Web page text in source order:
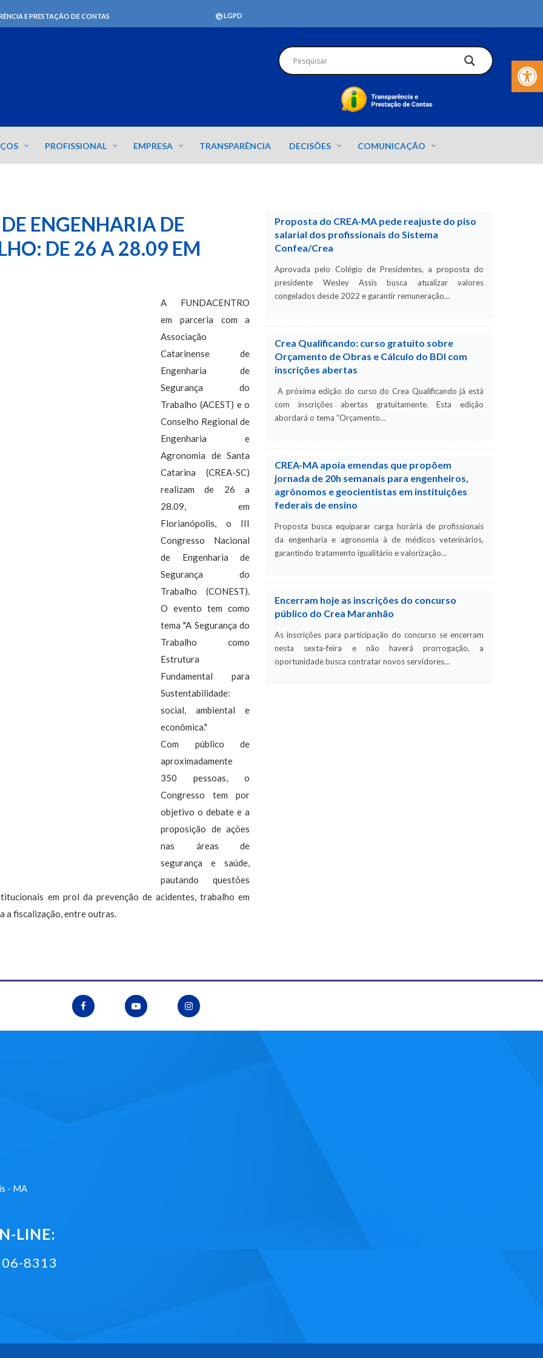
Barra de
E PRESTAÇÃO DE CONTAS LGPD
PROFISSIONAL EMPRESA TRANSPARÊNCIA DECISÕES COMUNICAÇÃO
ENGENHARIA DE
DE 26 A 28.09 EM
A FUNDACENTRO
em parceria com a
Associação
Catarinense de
Engenharia de
Segurança do
Trabalho (ACEST) e o
Conselho Regional de
Engenharia e
Agronomia de Santa
Catarina (CREA-SC)
realizam de 26 a
28.09, em
Florianópolis, o III
Congresso Nacional
de Engenharia de
Segurança do
Trabalho (CONEST).
O evento tem como
tema "A Segurança do
Trabalho como
Estrutura
Fundamental para
Sustentabilidade:
social, ambiental e
econômica."
Com público de
aproximadamente
350 pessoas, o
Congresso tem por
objetivo o debate e a
proposição de ações
nas áreas de
segurança e saúde,
pautando questões
em prol da prevenção de acidentes, trabalho em
a fiscalização, entre outras.
Proposta do CREA-MA pede reajuste do piso
salarial dos profissionais do Sistema
Confea/Crea
Aprovada pelo Colégio de Presidentes, a proposta do
presidente Wesley Assis busca atualizar valores
congelados desde 2022 e garantir remuneração…
Crea Qualificando: curso gratuito sobre
Orçamento de Obras e Cálculo do BDI com
inscrições abertas
A próxima edição do curso do Crea Qualificando já está
com inscrições abertas gratuitamente. Esta edição
abordará o tema “Orçamento…
CREA-MA apoia emendas que propõem
jornada de 20h semanais para engenheiros,
agrônomos e geocientistas em instituições
federais de ensino
Proposta busca equiparar carga horária de profissionais
da engenharia e agronomia à de médicos veterinários,
garantindo tratamento igualitário e valorização…
Encerram hoje as inscrições do concurso
público do Crea Maranhão
As inscrições para participação do concurso se encerram
nesta sexta-feira e não haverá prorrogação, a
oportunidade busca contratar novos servidores…
- MA
LINE:
8313